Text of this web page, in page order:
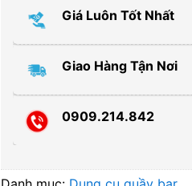
Giá Luôn Tốt Nhất
Giao Hàng Tận Nơi
0909.214.842